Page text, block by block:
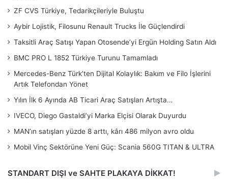
ZF CVS Türkiye, Tedarikçileriyle Buluştu
Aybir Lojistik, Filosunu Renault Trucks İle Güçlendirdi
Taksitli Araç Satışı Yapan Otosende’yi Ergün Holding Satın Aldı
BMC PRO L 1852 Türkiye Turunu Tamamladı
Mercedes-Benz Türk’ten Dijital Kolaylık: Bakım ve Filo İşlerini
Artık Telefondan Yönet
Yılın İlk 6 Ayında AB Ticari Araç Satışları Artışta…
IVECO, Diego Gastaldi’yi Marka Elçisi Olarak Duyurdu
MAN’ın satışları yüzde 8 arttı, kârı 486 milyon avro oldu
Mobil Vinç Sektörüne Yeni Güç: Scania 560G TITAN & ULTRA
STANDART DIŞI ve SAHTE PLAKAYA DİKKAT!